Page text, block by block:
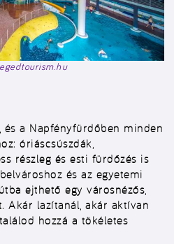
és a Napfényfürdőben minden
óriáscsúszdák,
részleg és esti fürdőzés is
és az egyetemi
ejthető egy városnézős,
Akár lazítanál, akár aktívan
hozzá a tökéletes